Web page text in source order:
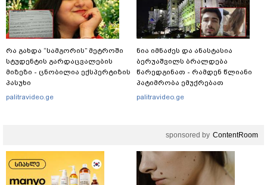
რა გახდა “სამგორის” მეტროში
სტუდენტის გარდაცვალების
მიზეზი - ცნობილია ექსპერტიზის
პასუხი
palitravideo.ge
ნია იმნაძეს და ანასტასია
ბერუაშვილს ბრალდება
წარედგინათ - რამდენ წლიანი
პატიმრობა ემუქრებათ
არასრულწლოვნებს?
palitravideo.ge
sponsored by ContentRoom